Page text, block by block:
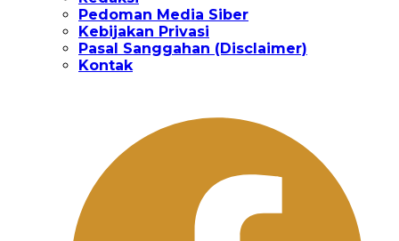
Pedoman Media Siber
Kebijakan Privasi
Pasal Sanggahan (Disclaimer)
Kontak